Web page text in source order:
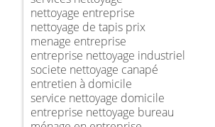
nettoyage entreprise
nettoyage de tapis prix
menage entreprise
entreprise nettoyage industriel
societe nettoyage canapé
entretien à domicile
service nettoyage domicile
entreprise nettoyage bureau